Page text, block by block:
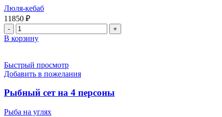
10-
12
человек
Люля-кебаб
11850 ₽
Количество
товара
Ассорти
люля-
кебабов
6-
8
человек
В корзину
Быстрый просмотр
Добавить в пожелания
Рыбный сет на 4 персоны
Рыба на углях